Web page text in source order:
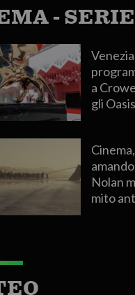
-
a
gli Oasis
Nolan
mito